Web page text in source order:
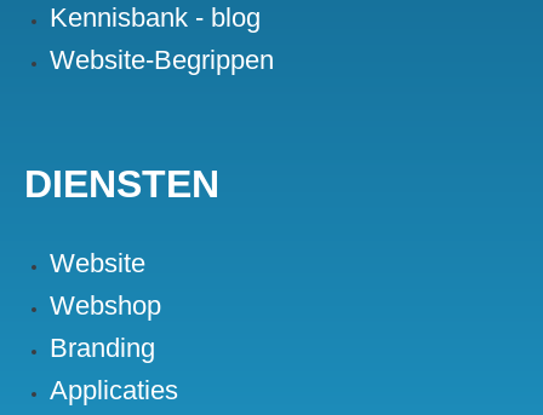
Kennisbank - blog
Website-Begrippen
DIENSTEN
Website
Webshop
Branding
Applicaties